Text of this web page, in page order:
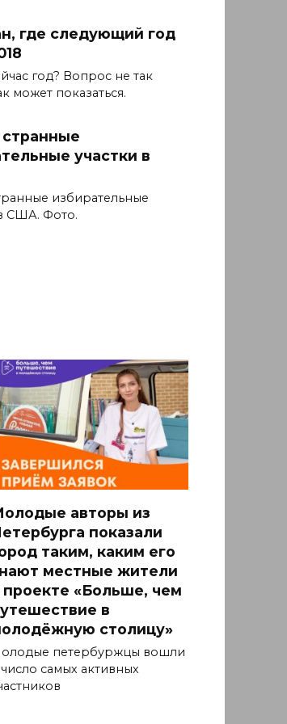
где следующий год
год? Вопрос не так
может показаться.
участки в
избирательные
США. Фото.
авторы из
показали
таким, каким его
местные жители
проекте «Больше, чем
в
столицу»
петербуржцы вошли
самых активных